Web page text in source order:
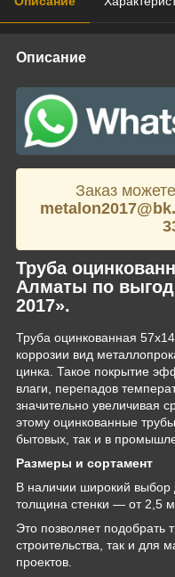
Описание
Заказ
Труба
Алматы по
2017».
Труба оцинкованная
коррозии вид
цинка. Такое покрытие
влаги, перепадов
значительно увеличивая
этому оцинкованные
бытовых, так и в
Размеры и сортамент
В наличии широкий
толщина стенки — от 2,5
Это позволяет подобрать
строительства, так и
проектов.